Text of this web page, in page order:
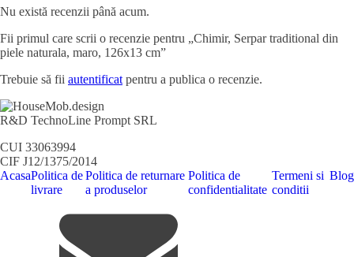
Nu există recenzii până acum.
Fii primul care scrii o recenzie pentru „Chimir, Serpar traditional din
piele naturala, maro, 126x13 cm”
Trebuie să fii autentificat pentru a publica o recenzie.
R&D TechnoLine Prompt SRL
CUI 33063994
CIF J12/1375/2014
AcasaPolitica de
livrare
Politica de returnare
a produselor
Politica de
confidentialitate
Termeni si
conditii
Blog